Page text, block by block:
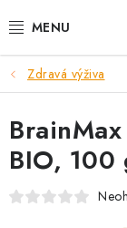
na
DOPORUČUJEME
VÝPRODEJ
PSI
Zdravá výživa
BIO, 100